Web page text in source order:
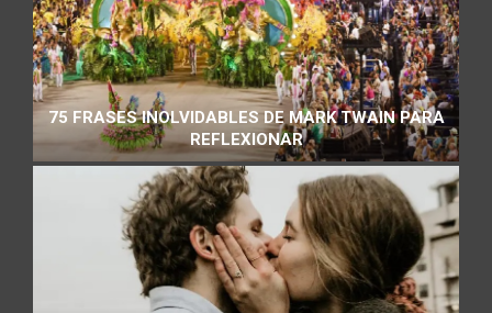
75 FRASES INOLVIDABLES DE MARK TWAIN PARA
REFLEXIONAR